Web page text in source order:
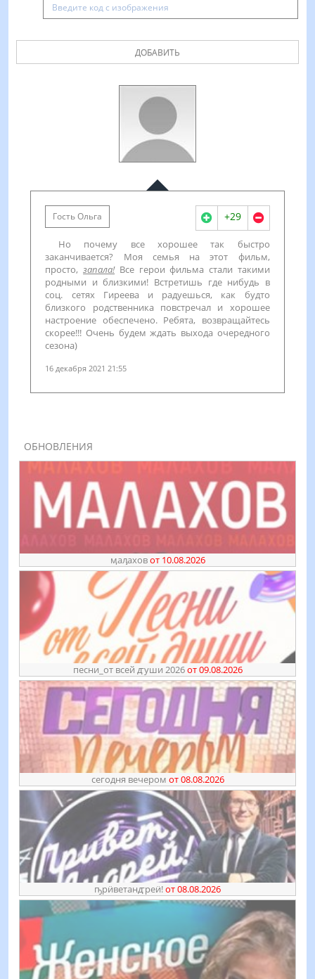
ДОБАВИТЬ
Гость Ольга +29
Но почему все хорошее так быстро
заканчивается? Моя семья на этот фильм,
просто,запала! Все герои фильма стали такими
родными и близкими! Встретишь где нибудь в
соц. сетях Гиреева и радуешься, как будто
близкого родственника повстречал и хорошее
настроение обеспечено. Ребята, возвращайтесь
скорее!!! Очень будем ждать выхода очередного
сезона)
16 декабря 2021 21:55
ОБНОВЛЕНИЯ
ӎаԓаховот 10.08.2026
песни_от всей ꙣуши 2026от 09.08.2026
сегодня вечером от 08.08.2026
ҧрӥветанꙣреӥ!от 08.08.2026